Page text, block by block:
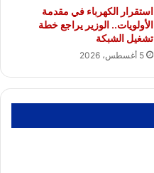
استقرار الكهرباء في مقدمة
الأولويات.. الوزير يراجع خطة
تشغيل الشبكة
5 أغسطس، 2026